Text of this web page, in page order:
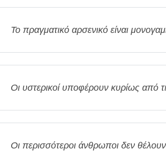
Το πραγματικό αρσενικό είναι
Οι υστερικοί υποφέρουν κυρίως από
Οι περισσότεροι άνθρωποι δεν